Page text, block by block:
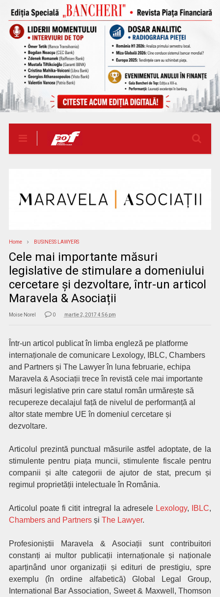
Home BUSINESS LAWYERS
Cele mai importante măsuri
legislative de stimulare a domeniului
cercetare și dezvoltare, într-un articol
Maravela & Asociații
Moise Norel 0 martie 2, 2017 4:56 pm
Într-un articol publicat în limba engleză pe platforme
internaționale de comunicare Lexology, IBLC, Chambers
and Partners și The Lawyer în luna februarie, echipa
Maravela & Asociații trece în revistă cele mai importante
măsuri legislative prin care statul român urmărește să
recupereze decalajul față de nivelul de performanță al
altor state membre UE în domeniul cercetare și
dezvoltare.
Articolul prezintă punctual măsurile astfel adoptate, de la
stimulente pentru piața muncii, stimulente fiscale pentru
companii și alte categorii de ajutor de stat, precum și
regimul proprietății intelectuale în România.
Articolul poate fi citit intregral la adresele Lexology, IBLC,
Chambers and Partnersși The Lawyer.
Profesioniștii Maravela & Asociații sunt contribuitori
constanți ai multor publicații internaționale și naționale
aparținând unor organizații și edituri de prestigiu, spre
exemplu (în ordine alfabetică) Global Legal Group,
International Bar Association, Sweet & Maxwell, Thomson